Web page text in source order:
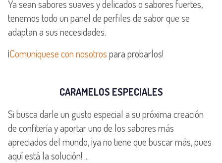
Ya sean sabores suaves y delicados o sabores fuertes,
tenemos todo un panel de perfiles de sabor que se
adaptan a sus necesidades.
¡Comuníquese con nosotrospara probarlos!
CARAMELOS ESPECIALES
Si busca darle un gusto especial a su próxima creación
de confitería y aportar uno de los sabores más
apreciados del mundo, ¡ya no tiene que buscar más, pues
aquí está la solución! ...